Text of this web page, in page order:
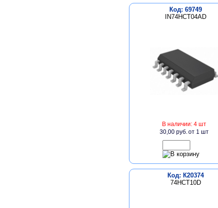
Код: 69749
IN74HCT04AD
В наличии: 4 шт
30,00 руб.от 1 шт
Код: К20374
74HCT10D